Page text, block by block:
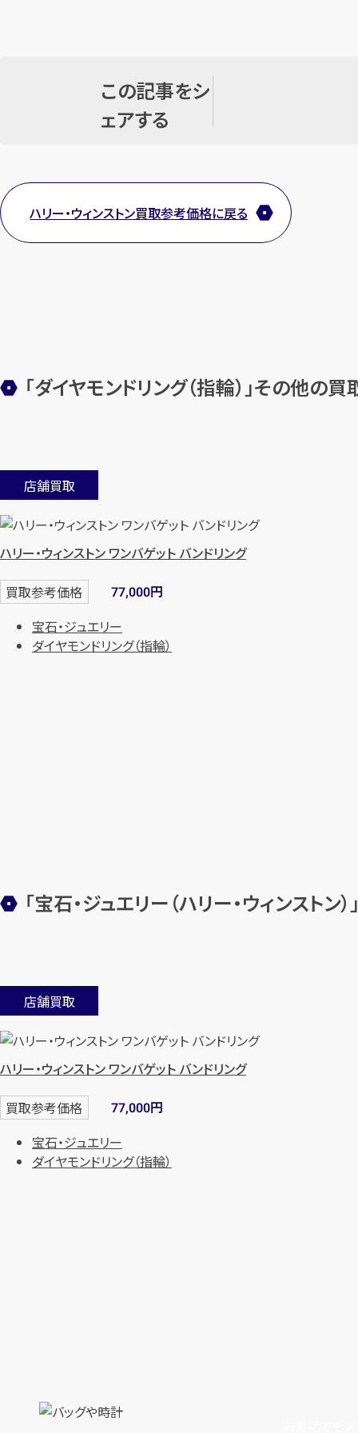
この記事をシ
ェアする
ハリー・ウィンストン買取参考価格に戻る
「ダイヤモンドリング（指輪）」その他の
店舗買取
ハリー・ウィンストン ワンバゲット バンドリング
買取参考価格 77,000円
宝石・ジュエリー
ダイヤモンドリング（指輪）
「宝石・ジュエリー（ハリー・ウィンスト
店舗買取
ハリー・ウィンストン ワンバゲット バンドリング
買取参考価格 77,000円
宝石・ジュエリー
ダイヤモンドリング（指輪）